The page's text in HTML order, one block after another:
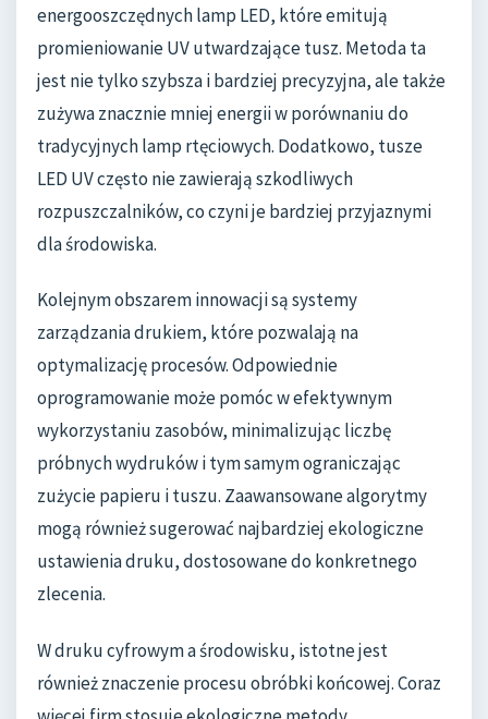
energooszczędnych lamp LED, które emitują
promieniowanie UV utwardzające tusz. Metoda ta
jest nie tylko szybsza i bardziej precyzyjna, ale także
zużywa znacznie mniej energii w porównaniu do
tradycyjnych lamp rtęciowych. Dodatkowo, tusze
LED UV często nie zawierają szkodliwych
rozpuszczalników, co czyni je bardziej przyjaznymi
dla środowiska.
Kolejnym obszarem innowacji są systemy
zarządzania drukiem, które pozwalają na
optymalizację procesów. Odpowiednie
oprogramowanie może pomóc w efektywnym
wykorzystaniu zasobów, minimalizując liczbę
próbnych wydruków i tym samym ograniczając
zużycie papieru i tuszu. Zaawansowane algorytmy
mogą również sugerować najbardziej ekologiczne
ustawienia druku, dostosowane do konkretnego
zlecenia.
W druku cyfrowym a środowisku, istotne jest
również znaczenie procesu obróbki końcowej. Coraz